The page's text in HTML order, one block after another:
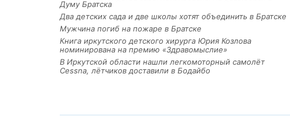
Думу Братска
Два детских сада и две школы хотят объединить в Братске
Мужчина погиб на пожаре в Братске
Книга иркутского детского хирурга Юрия Козлова
номинирована на премию «Здравомыслие»
В Иркутской области нашли легкомоторный самолёт
Cessna, лётчиков доставили в Бодайбо